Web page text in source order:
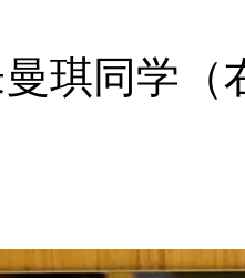
琪同学（